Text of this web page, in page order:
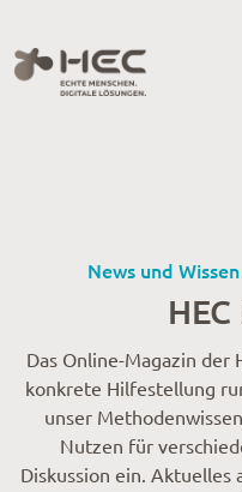
News und
Das Online-Magazin der
konkrete Hilfestellung
unser
Nutzen für
Diskussion ein. Aktuelles